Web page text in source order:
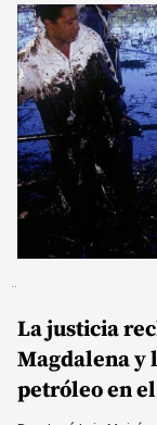
La justicia
Magdalena y
petróleo en